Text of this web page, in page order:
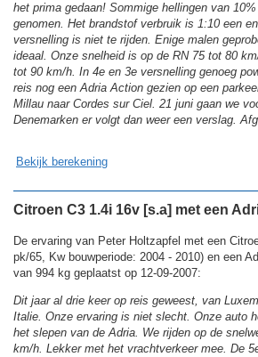
het prima gedaan! Sommige hellingen van
genomen. Het brandstof verbruik is 1:10 een
versnelling is niet te rijden. Enige malen
ideaal. Onze snelheid is op de RN 75 tot 80
tot 90 km/h. In 4e en 3e versnelling genoeg
reis nog een Adria Action gezien op een
Millau naar Cordes sur Ciel. 21 juni gaan we
Denemarken er volgt dan weer een verslag.
Bekijk berekening
Citroen C3 1.4i 16v [s.a] met een
De ervaring van Peter Holtzapfel met een
pk/65, Kw bouwperiode: 2004 - 2010) en een
van 994 kg geplaatst op 12-09-2007:
Dit jaar al drie keer op reis geweest, van
Italie. Onze ervaring is niet slecht. Onze auto
het slepen van de Adria. We rijden op de
km/h. Lekker met het vrachtverkeer mee. De